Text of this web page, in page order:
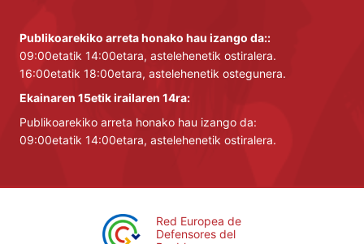
Publikoarekiko arreta honako hau izango da::
09:00etatik 14:00etara, astelehenetik ostiralera.
16:00etatik 18:00etara, astelehenetik ostegunera.
Ekainaren 15etik irailaren 14ra:
Publikoarekiko arreta honako hau izango da:
09:00etatik 14:00etara, astelehenetik ostiralera.
Red Europea de
Defensores del